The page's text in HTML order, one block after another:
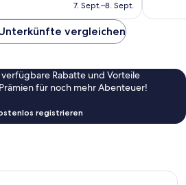
7. Sept.–8. Sept.
vergleichen
Rabatte und Vorteile
für noch mehr Abenteuer!
registrieren